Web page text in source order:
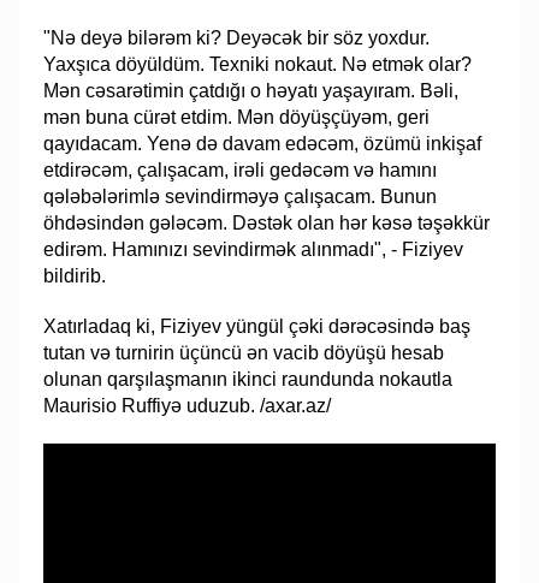
"Nə deyə bilərəm ki? Deyəcək bir söz yoxdur.
Yaxşıca döyüldüm. Texniki nokaut. Nə etmək olar?
Mən cəsarətimin çatdığı o həyatı yaşayıram. Bəli,
mən buna cürət etdim. Mən döyüşçüyəm, geri
qayıdacam. Yenə də davam edəcəm, özümü inkişaf
etdirəcəm, çalışacam, irəli gedəcəm və hamını
qələbələrimlə sevindirməyə çalışacam. Bunun
öhdəsindən gələcəm. Dəstək olan hər kəsə təşəkkür
edirəm. Hamınızı sevindirmək alınmadı", - Fiziyev
bildirib.
Xatırladaq ki, Fiziyev yüngül çəki dərəcəsində baş
tutan və turnirin üçüncü ən vacib döyüşü hesab
olunan qarşılaşmanın ikinci raundunda nokautla
Maurisio Ruffiyə uduzub. /axar.az/